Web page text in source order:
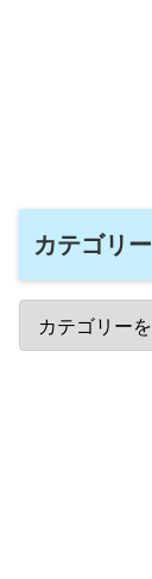
カテゴリー